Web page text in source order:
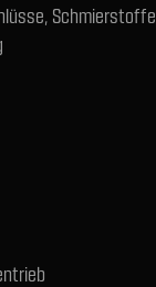
Schmierstoffe